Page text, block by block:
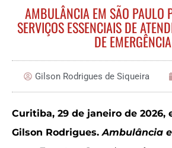
AMBULÂNCIA EM SÃO PAULO
SERVIÇOS ESSENCIAIS DE
DE EMERGÊNCIA
Gilson Rodrigues de Siqueira
Curitiba, 29 de janeiro de 2026,
Gilson Rodrigues.Ambulância